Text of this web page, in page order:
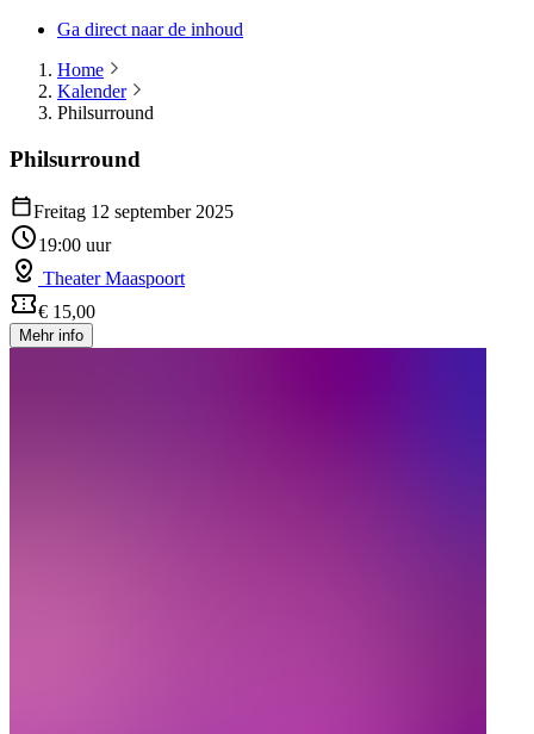
Ga direct naar de inhoud
Home
Kalender
Philsurround
Philsurround
Freitag 12 september 2025
19:00 uur
Theater Maaspoort
€ 15,00
Mehr info